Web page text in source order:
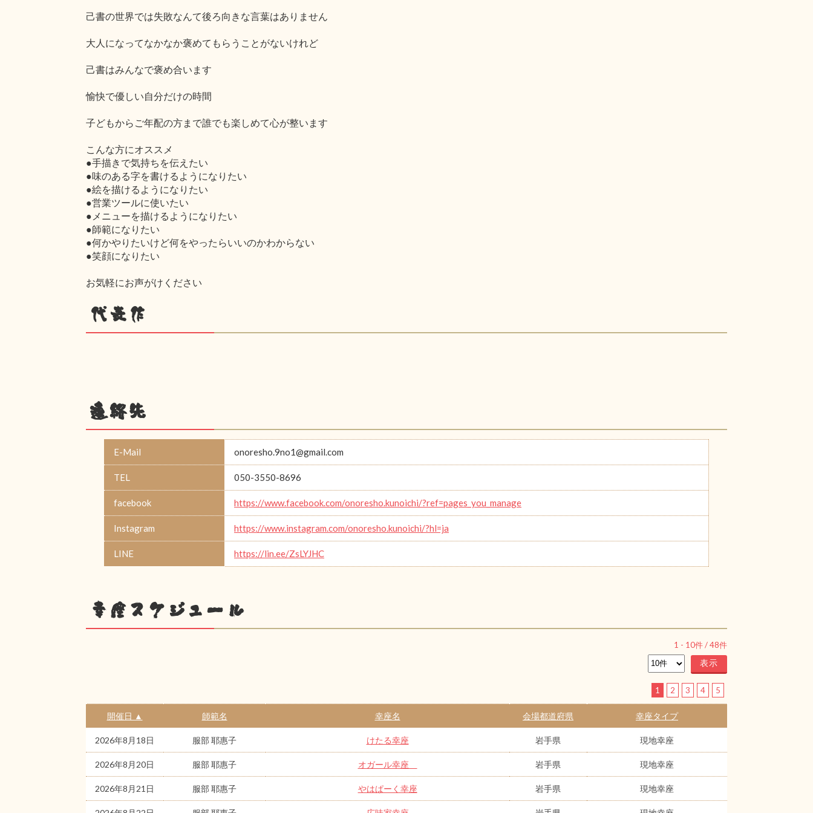
己書の世界では失敗なんて後ろ向きな言葉はありません
大人になってなかなか褒めてもらうことがないけれど
己書はみんなで褒め合います
愉快で優しい自分だけの時間
子どもからご年配の方まで誰でも楽しめて心が整います
こんな方にオススメ
●手描きで気持ちを伝えたい
●味のある字を書けるようになりたい
●絵を描けるようになりたい
●営業ツールに使いたい
●メニューを描けるようになりたい
●師範になりたい
●何かやりたいけど何をやったらいいのかわからない
●笑顔になりたい
お気軽にお声がけください
代表作
連絡先
E-Mail onoresho.9no1@gmail.com
TEL 050-3550-8696
facebook https://www.facebook.com/onoresho.kunoichi/?ref=pages_you_manage
Instagram https://www.instagram.com/onoresho.kunoichi/?hl=ja
LINE https://lin.ee/ZsLYJHC
幸座スケジュール
1 - 10件 /48件
1 2 3 4 5
開催日 ▲ 師範名 幸座名 会場都道府県 幸座タイプ
2026年8月18日 服部 耶惠子 けたる幸座 岩手県 現地幸座
2026年8月20日 服部 耶惠子 オガール幸座 岩手県 現地幸座
2026年8月21日 服部 耶惠子 やはぱーく幸座 岩手県 現地幸座